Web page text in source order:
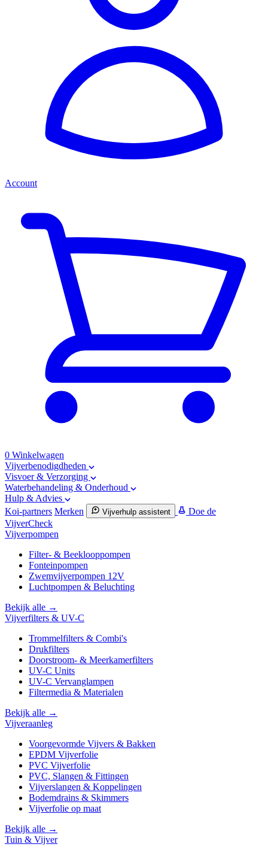
Account
0 Winkelwagen
Vijverbenodigdheden
Visvoer & Verzorging
Waterbehandeling & Onderhoud
Hulp & Advies
Koi-partners Merken Vijverhulp assistent
Doe de
VijverCheck
Vijverpompen
Filter- & Beeklooppompen
Fonteinpompen
Zwemvijverpompen 12V
Luchtpompen & Beluchting
Bekijk alle →
Vijverfilters & UV-C
Trommelfilters & Combi's
Drukfilters
Doorstroom- & Meerkamerfilters
UV-C Units
UV-C Vervanglampen
Filtermedia & Materialen
Bekijk alle →
Vijveraanleg
Voorgevormde Vijvers & Bakken
EPDM Vijverfolie
PVC Vijverfolie
PVC, Slangen & Fittingen
Vijverslangen & Koppelingen
Bodemdrains & Skimmers
Vijverfolie op maat
Bekijk alle →
Tuin & Vijver